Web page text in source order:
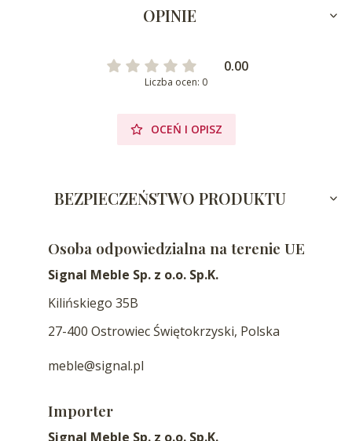
OPINIE
0.00
Liczba ocen: 0
OCEŃ I OPISZ
BEZPIECZEŃSTWO PRODUKTU
Osoba odpowiedzialna na terenie UE
Signal Meble Sp. z o.o. Sp.K.
Kilińskiego 35B
27-400 Ostrowiec Świętokrzyski, Polska
meble@signal.pl
Importer
Signal Meble Sp. z o.o. Sp.K.